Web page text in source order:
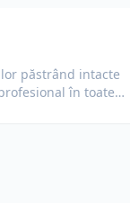
păstrând intacte
în toate